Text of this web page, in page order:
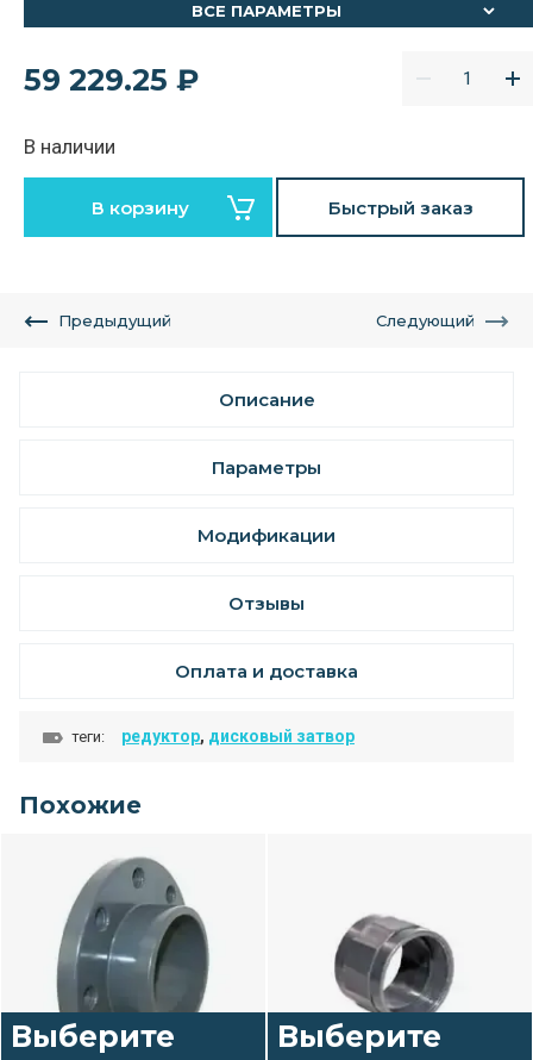
59 229.25 ₽
В наличии
В корзину Быстрый заказ
ВСЕ ПАРАМЕТРЫ
Предыдущий Следующий
Описание
Параметры
Модификации
Отзывы
Оплата и доставка
теги: редуктор, дисковый затвор
Похожие
Выберите
Выберите